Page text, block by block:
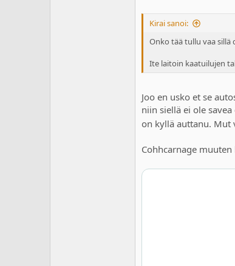
Kirai sanoi:
Onko tää tullu vaa
Ite laitoin kaatuilujen
Joo en usko et se
niin siellä ei ole
on kyllä auttanu. Mut
Cohhcarnage